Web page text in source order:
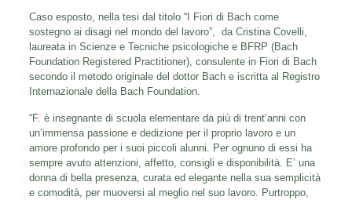
Caso esposto, nella tesi dal titolo “I Fiori di Bach come
sostegno ai disagi nel mondo del lavoro”, da Cristina Covelli,
laureata in Scienze e Tecniche psicologiche e BFRP (Bach
Foundation Registered Practitioner), consulente in Fiori di Bach
secondo il metodo originale del dottor Bach e iscritta al Registro
Internazionale della Bach Foundation.
“F. è insegnante di scuola elementare da più di trent’anni con
un’immensa passione e dedizione per il proprio lavoro e un
amore profondo per i suoi piccoli alunni. Per ognuno di essi ha
sempre avuto attenzioni, affetto, consigli e disponibilità. E’ una
donna di bella presenza, curata ed elegante nella sua semplicità
e comodità, per muoversi al meglio nel suo lavoro. Purtroppo,